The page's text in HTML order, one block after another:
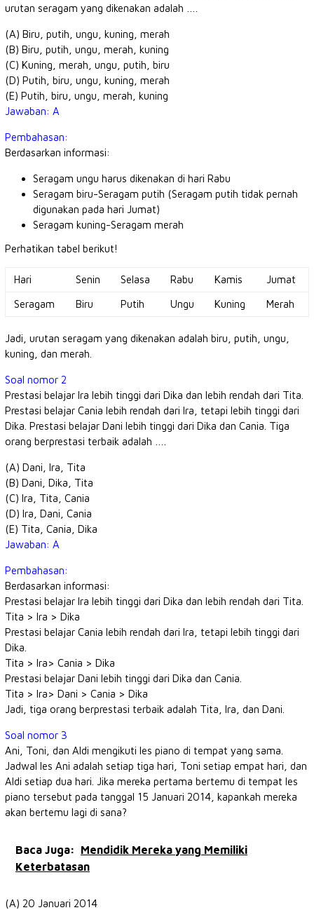
urutan seragam yang dikenakan adalah ….
(A) Biru, putih, ungu, kuning, merah
(B) Biru, putih, ungu, merah, kuning
(C) Kuning, merah, ungu, putih, biru
(D) Putih, biru, ungu, kuning, merah
(E) Putih, biru, ungu, merah, kuning
Jawaban: A
Pembahasan:
Berdasarkan informasi:
Seragam ungu harus dikenakan di hari Rabu
Seragam biru-Seragam putih (Seragam putih tidak pernah
digunakan pada hari Jumat)
Seragam kuning-Seragam merah
Perhatikan tabel berikut!
Hari Senin Selasa Rabu Kamis Jumat
Seragam Biru Putih Ungu Kuning Merah
Jadi, urutan seragam yang dikenakan adalah biru, putih, ungu,
kuning, dan merah.
Soal nomor 2
Prestasi belajar Ira lebih tinggi dari Dika dan lebih rendah dari Tita.
Prestasi belajar Cania lebih rendah dari Ira, tetapi lebih tinggi dari
Dika. Prestasi belajar Dani lebih tinggi dari Dika dan Cania. Tiga
orang berprestasi terbaik adalah ….
(A) Dani, Ira, Tita
(B) Dani, Dika, Tita
(C) Ira, Tita, Cania
(D) Ira, Dani, Cania
(E) Tita, Cania, Dika
Jawaban: A
Pembahasan:
Berdasarkan informasi:
Prestasi belajar Ira lebih tinggi dari Dika dan lebih rendah dari Tita.
Tita > Ira > Dika
Prestasi belajar Cania lebih rendah dari Ira, tetapi lebih tinggi dari
Dika.
Tita > Ira> Cania > Dika
Prestasi belajar Dani lebih tinggi dari Dika dan Cania.
Tita > Ira> Dani > Cania > Dika
Jadi, tiga orang berprestasi terbaik adalah Tita, Ira, dan Dani.
Soal nomor 3
Ani, Toni, dan Aldi mengikuti les piano di tempat yang sama.
Jadwal les Ani adalah setiap tiga hari, Toni setiap empat hari, dan
Aldi setiap dua hari. Jika mereka pertama bertemu di tempat les
piano tersebut pada tanggal 15 Januari 2014, kapankah mereka
akan bertemu lagi di sana?
Baca Juga:
Mendidik Mereka yang Memiliki
Keterbatasan
(A) 20 Januari 2014